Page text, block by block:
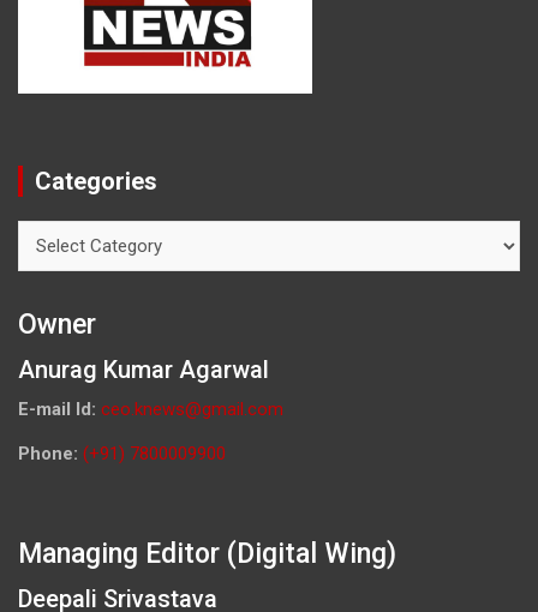
Categories
Owner
Anurag Kumar Agarwal
E-mail Id: ceo.knews@gmail.com
Phone: (+91) 7800009900
Managing Editor (Digital Wing)
Deepali Srivastava